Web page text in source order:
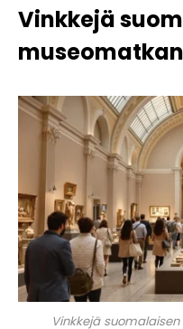
Vinkkejä
Vinkkejä